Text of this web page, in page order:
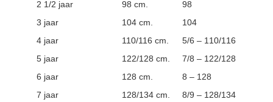
2 1/2 jaar
98 cm.
98
3 jaar
104 cm.
104
4 jaar
110/116 cm.
5/6 – 110/116
5 jaar
122/128 cm.
7/8 – 122/128
6 jaar
128 cm.
8 – 128
7 jaar
128/134 cm.
8/9 – 128/134